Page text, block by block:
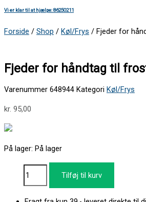
Vi er klar til at hjælpe: 86250211
Forside / Shop / Køl/Frys / Fjeder for
Fjeder for håndtag til
Varenummer 648944 Kategori Køl/Frys
kr. 95,00
På lager: På lager
Tilføj til kurv